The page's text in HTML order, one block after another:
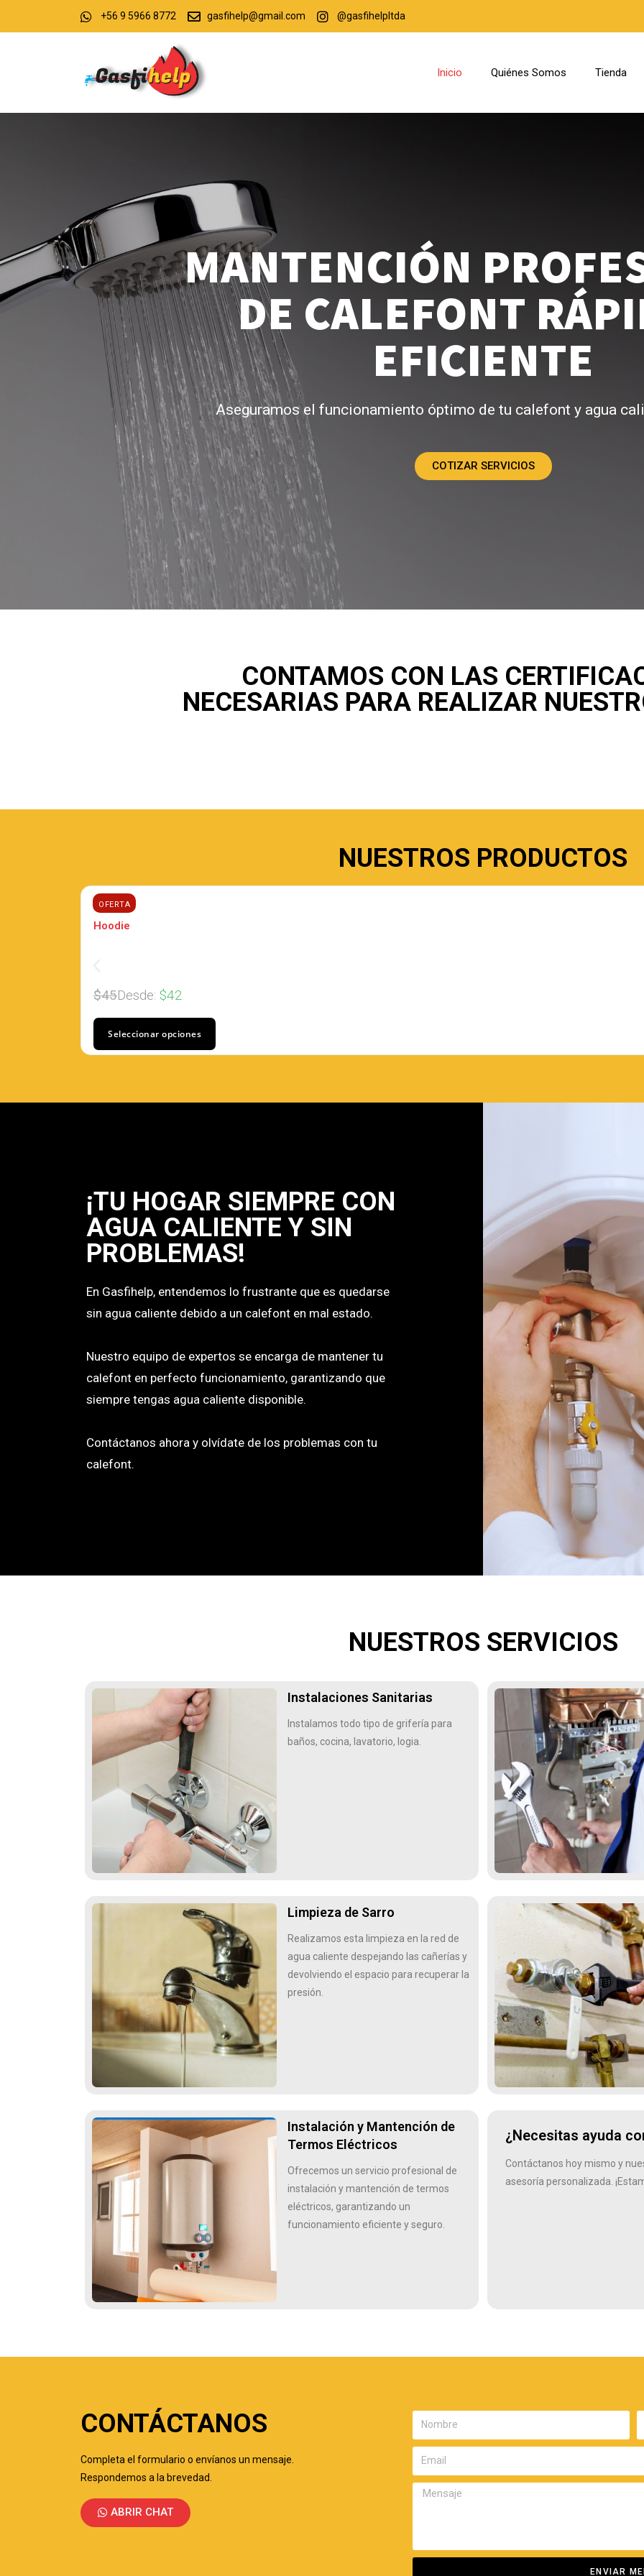
+56 9 5966 8772 gasfihelp@gmail.com @gasfihelpltda
Inicio Quiénes Somos Tienda
MANTENCIÓN
DE CALEFONT
EFICIENTE
Aseguramos el funcionamiento óptimo de tu calefont y agua
COTIZAR SERVICIOS
CONTAMOS CON LAS
NECESARIAS PARA REALIZAR
NUESTROS PRODUCTOS
OFERTA
Hoodies
Hoodie
$45Desde: $42
Seleccionar opciones
¡TU HOGAR SIEMPRE CON
AGUA CALIENTE Y SIN
PROBLEMAS!
En Gasfihelp, entendemos lo frustrante que es quedarse
sin agua caliente debido a un calefont en mal estado.
Nuestro equipo de expertos se encarga de mantener tu
calefont en perfecto funcionamiento, garantizando que
siempre tengas agua caliente disponible.
Contáctanos ahora y olvídate de los problemas con tu
calefont.
NUESTROS SERVICIOS
Instalaciones Sanitarias
Instalamos todo tipo de grifería para
baños, cocina, lavatorio, logia.
Limpieza de Sarro
Realizamos esta limpieza en la red de
agua caliente despejando las cañerías y
devolviendo el espacio para recuperar la
presión.
Instalación y Mantención de
Termos Eléctricos
Ofrecemos un servicio profesional de
instalación y mantención de termos
eléctricos, garantizando un
funcionamiento eficiente y seguro.
¿Necesitas ayuda
Contáctanos hoy mismo y
asesoría personalizada.
CONTÁCTANOS
Completa el formulario o envíanos un mensaje.
Respondemos a la brevedad.
ABRIR CHAT
ENVIAR